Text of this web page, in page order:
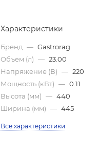
Характеристики
Бренд — Gastrorag
Объем (л) — 23.00
Напряжение (В) — 220
Мощность (кВт) — 0.11
Высота (мм) — 440
Ширина (мм) — 445
Все характеристики